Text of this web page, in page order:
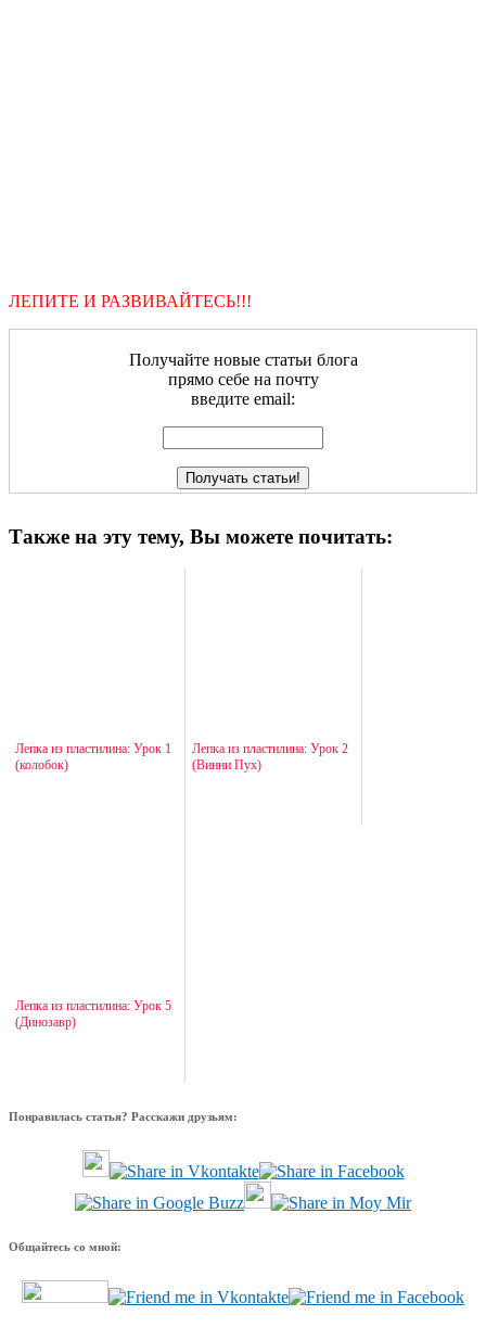
ЛЕПИТЕ И РАЗВИВАЙТЕСЬ!!!
Получайте новые статьи блога
прямо себе на почту
введите email:
Также на эту тему, Вы можете почитать:
Лепка из пластилина: Урок 1
(колобок)
Лепка из пластилина: Урок 2
(Винни Пух)
Лепка из пластилина: Урок 5
(Динозавр)
Понравилась статья? Расскажи друзьям:
Общайтесь со мной: